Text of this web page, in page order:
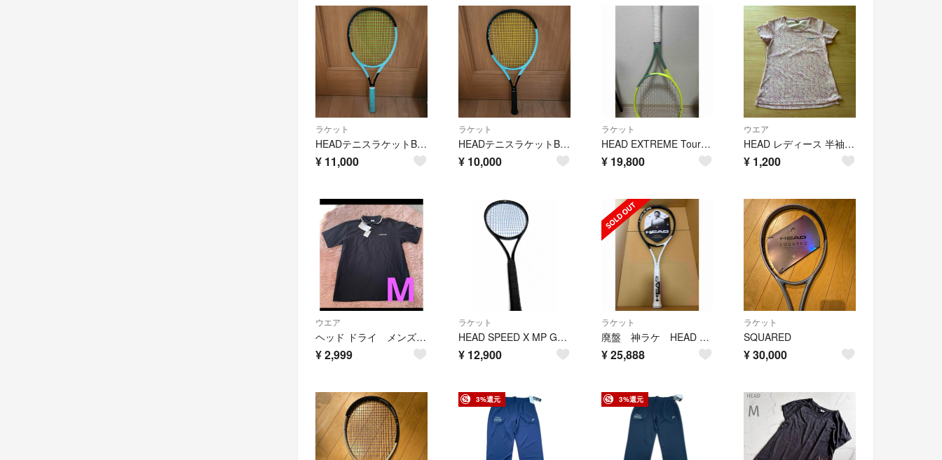
ラケット
HEADテニスラケットBOOMPRO
¥ 11,000
ラケット
HEADテニスラケットBoomPRO
¥ 10,000
ラケット
HEAD EXTREME Tourテニスラケット
¥ 19,800
ウエア
HEAD レディース 半袖 Tシャツ ピンク ボタニカル柄 Lサイズ
¥ 1,200
ウエア
ヘッド ドライ メンズ 半袖 ボタンダウン ポロシャツ 黒 M ゴルフ
¥2,999
ラケット
HEAD SPEED X MP G2 限定モデル 300g
¥ 12,900
ラケット
廃盤 神ラケ HEAD Speed MP 2022 グリップサイズ 2
¥25,888
ラケット
SQUARED
¥30,000
3%還元 3%還元